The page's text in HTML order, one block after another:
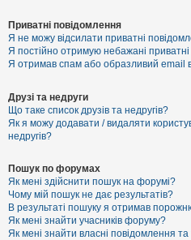
Приватні повідомлення
Я не можу відсилати приватні
Я постійно отримую небажані
Я отримав спам або образливий email
Друзі та недруги
Що таке список друзів та недругів?
Як я можу додавати / видаляти
недругів?
Пошук по форумах
Як мені здійснити пошук на форумі?
Чому мій пошук не дає результатів?
В результаті пошуку я отримав
Як мені знайти учасників форуму?
Як мені знайти власні повідомлення